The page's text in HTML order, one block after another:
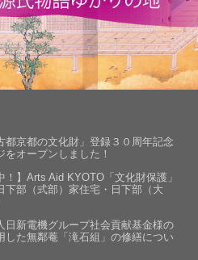
都京都の文化財」登録３０周年記念
をオープンしました！
！】Arts Aid KYOTO「文化財保護」
下部（式部）家住宅・日下部（大
日新電機グループ社会貢献基金様の
した無鄰菴「滝石組」の修繕につい